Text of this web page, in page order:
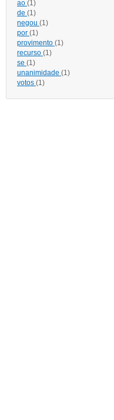
ao (1)
de (1)
negou (1)
por (1)
provimento (1)
recurso (1)
se (1)
unanimidade (1)
votos (1)